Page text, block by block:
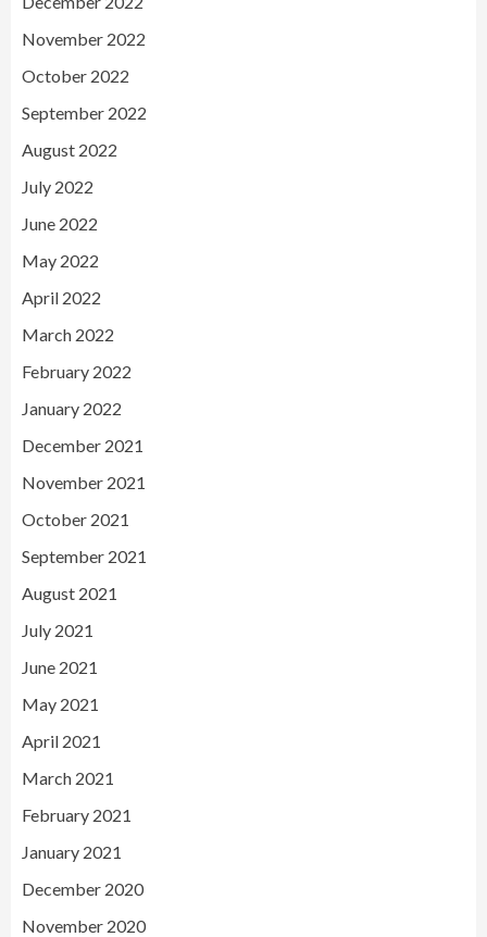
November 2022
October 2022
September 2022
August 2022
July 2022
June 2022
May 2022
April 2022
March 2022
February 2022
January 2022
December 2021
November 2021
October 2021
September 2021
August 2021
July 2021
June 2021
May 2021
April 2021
March 2021
February 2021
January 2021
December 2020
November 2020